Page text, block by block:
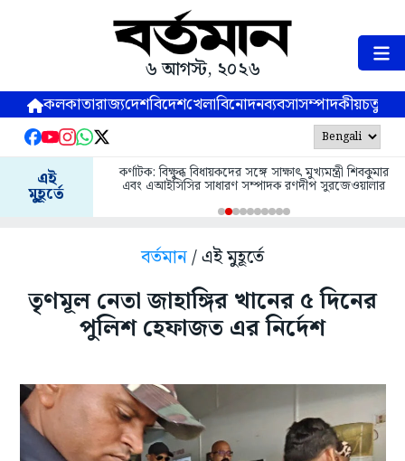
৬ আগস্ট, ২০২৬
কলকাতারাজ্যদেশবিদেশখেলাবিনোদনব্যবসাসম্পাদকীয়
এই
মুহূর্তে
কর্ণাটক: বিক্ষুব্ধ বিধায়কদের সঙ্গে সাক্ষাৎ মুখ্যমন্ত্রী শিবকুমার
এবং এআইসিসির সাধারণ সম্পাদক রণদীপ সুরজেওয়ালার
বর্তমান/ এই মুহূর্তে
তৃণমূল নেতা জাহাঙ্গির খানের ৫ দিনের
পুলিশ হেফাজত এর নির্দেশ